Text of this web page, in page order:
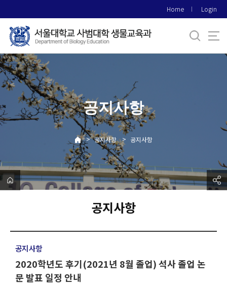
로
메
뉴
Home Login
공지사항
> 공지사항 > 공지사항
공지사항
공지사항
2020학년도 후기(2021년 8월 졸업) 석사 졸업 논
문 발표 일정 안내